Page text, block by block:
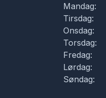
Mandag:
Tirsdag:
Onsdag:
Torsdag:
Fredag:
Lørdag:
Søndag: